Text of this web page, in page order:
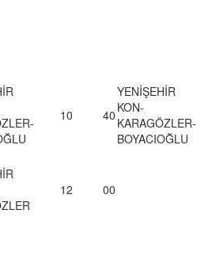
10 40
YENİŞEHİR
KON-
KARAGÖZLER-
BOYACIOĞLU
12 00